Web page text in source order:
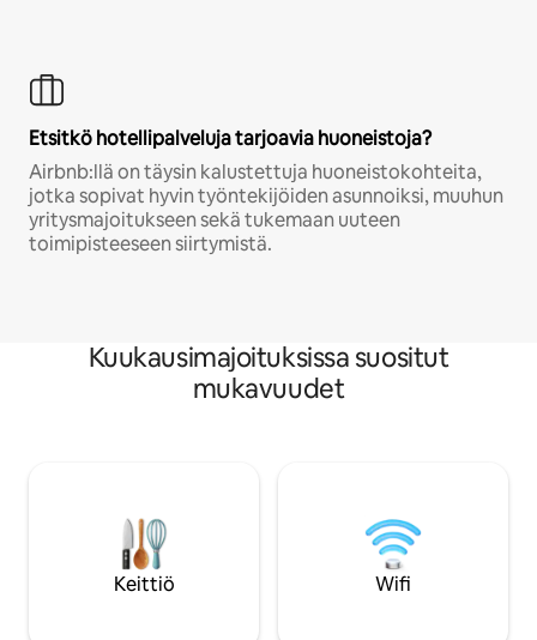
Etsitkö hotellipalveluja tarjoavia huoneistoja?
Airbnb:llä on täysin kalustettuja huoneistokohteita,
jotka sopivat hyvin työntekijöiden asunnoiksi, muuhun
yritysmajoitukseen sekä tukemaan uuteen
toimipisteeseen siirtymistä.
Kuukausimajoituksissa suositut
mukavuudet
Keittiö Wifi